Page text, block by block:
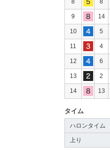
8 8
9 14
10 5
11 4
12 6
13 2
14 13
タイム
ハロンタイム
上り